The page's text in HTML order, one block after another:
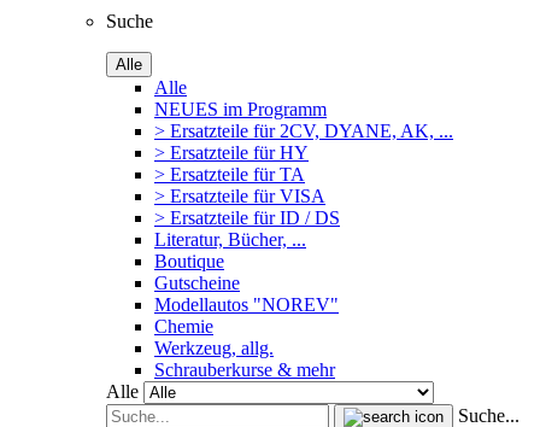
Suche
Alle
Alle
NEUES im Programm
> Ersatzteile für 2CV, DYANE, AK, ...
> Ersatzteile für HY
> Ersatzteile für TA
> Ersatzteile für VISA
> Ersatzteile für ID / DS
Literatur, Bücher, ...
Boutique
Gutscheine
Modellautos "NOREV"
Chemie
Werkzeug, allg.
Schrauberkurse & mehr
Alle
Suche...